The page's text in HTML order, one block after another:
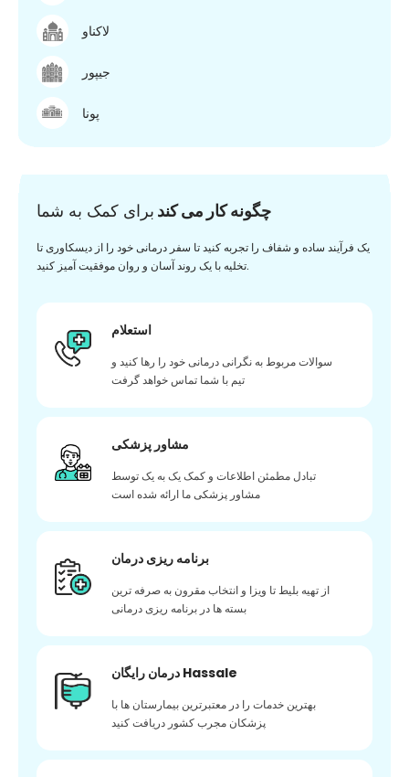
لاکناو
جیپور
پونا
چگونه کار می کند برای کمک به شما
یک فرآیند ساده و شفاف را تجربه کنید تا سفر درمانی خود را از دیسکاوری تا
تخلیه با یک روند آسان و روان موفقیت آمیز کنید.
استعلام
سوالات مربوط به نگرانی درمانی خود را رها کنید و
تیم با شما تماس خواهد گرفت
مشاور پزشکی
تبادل مطمئن اطلاعات و کمک یک به یک توسط
مشاور پزشکی ما ارائه شده است
برنامه ریزی درمان
از تهیه بلیط تا ویزا و انتخاب مقرون به صرفه ترین
بسته ها در برنامه ریزی درمانی
درمان رایگان Hassale
بهترین خدمات را در معتبرترین بیمارستان ها با
پزشکان مجرب کشور دریافت کنید